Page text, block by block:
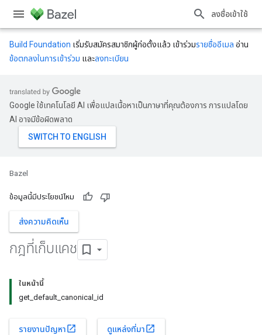
ลงชื่อเข้าใช้
Build Foundation เริ่มรับสมัครสมาชิกผู้ก่อตั้งแล้ว เข้าร่วมรายชื่ออีเมล อ่าน
ข้อตกลงในการเข้าร่วม และลงทะเบียน
Google ใช้เทคโนโลยี AI เพื่อแปลเนื้อหาเป็นภาษาที่คุณต้องการ การแปลโดย
AI อาจมีข้อผิดพลาด
Bazel
ข้อมูลนี้มีประโยชน์ไหม
ส่งความคิดเห็น
กฎที่เก็บแคช
ในหน้านี้
get_default_canonical_id
รายงานปัญหาopen_in_new ดูแหล่งที่มาopen_in_new